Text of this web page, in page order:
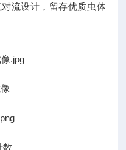
流设计，留存优质虫体
数